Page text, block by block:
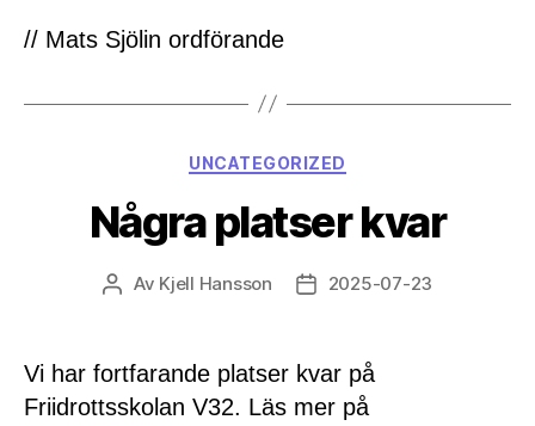
// Mats Sjölin ordförande
Kategorier
UNCATEGORIZED
Några platser kvar
Inläggsförfattare
Av Kjell Hansson Inläggsdatum
2025-07-23
Vi har fortfarande platser kvar på
Friidrottsskolan V32. Läs mer på